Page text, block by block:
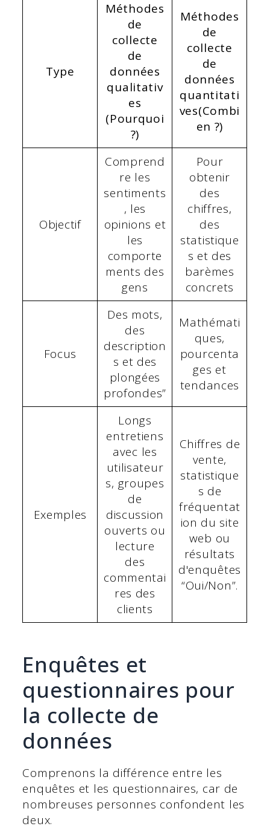
Type
Méthodes
de
collecte
de
données
qualitativ
es
(Pourquoi
?)
Méthodes
de
collecte
de
données
quantitati
ves(Combi
en ?)
Objectif
Comprend
re les
sentiments
, les
opinions et
les
comporte
ments des
gens
Pour
obtenir
des
chiffres,
des
statistique
s et des
barèmes
concrets
Focus
Des mots,
des
description
s et des
plongées
profondes”
Mathémati
ques,
pourcenta
ges et
tendances
Exemples
Longs
entretiens
avec les
utilisateur
s, groupes
de
discussion
ouverts ou
lecture
des
commentai
res des
clients
Chiffres de
vente,
statistique
s de
fréquentat
ion du site
web ou
résultats
d'enquêtes
“Oui/Non”.
Enquêtes et
questionnaires pour
la collecte de
données
Comprenons la différence entre les
enquêtes et les questionnaires, car de
nombreuses personnes confondent les
deux.